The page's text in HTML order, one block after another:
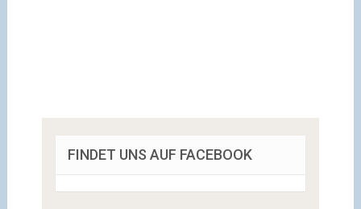
FINDET UNS AUF FACEBOOK